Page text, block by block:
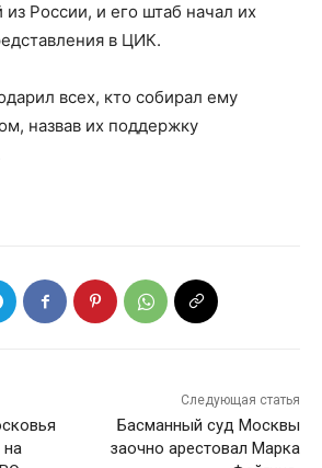
России, и его штаб начал их
в ЦИК.
всех, кто собирал ему
назвав их поддержку
на
Следующая статья
Басманный суд Москвы
заочно арестовал Марка